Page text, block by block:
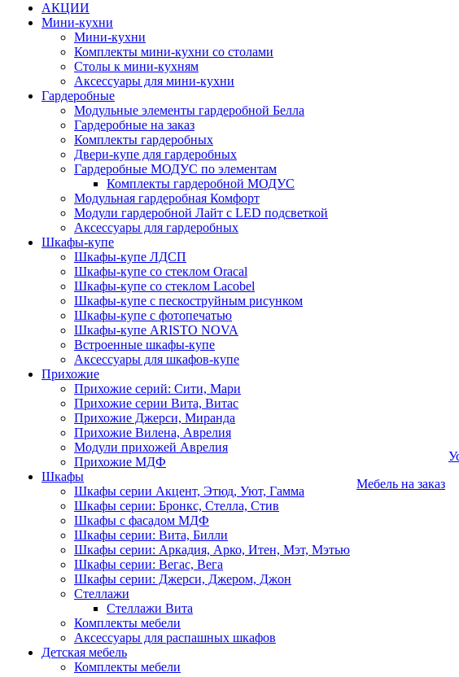
АКЦИИ
Мини-кухни
Мини-кухни
Комплекты мини-кухни со столами
Столы к мини-кухням
Аксессуары для мини-кухни
Гардеробные
Модульные элементы гардеробной Белла
Гардеробные на заказ
Комплекты гардеробных
Двери-купе для гардеробных
Гардеробные МОДУС по элементам
Комплекты гардеробной МОДУС
Модульная гардеробная Комфорт
Модули гардеробной Лайт с LED подсветкой
Аксессуары для гардеробных
Шкафы-купе
Шкафы-купе ЛДСП
Шкафы-купе со стеклом Oracal
Шкафы-купе со стеклом Lacobel
Шкафы-купе с пескоструйным рисунком
Шкафы-купе с фотопечатью
Шкафы-купе ARISTO NOVA
Встроенные шкафы-купе
Аксессуары для шкафов-купе
Прихожие
Прихожие серий: Сити, Мари
Прихожие серии Вита, Витас
Прихожие Джерси, Миранда
Прихожие Вилена, Аврелия
Модули прихожей Аврелия
Прихожие МДФ
Шкафы
Шкафы серии Акцент, Этюд, Уют, Гамма
Шкафы серии: Бронкс, Стелла, Стив
Шкафы с фасадом МДФ
Шкафы серии: Вита, Билли
Шкафы серии: Аркадия, Арко, Итен, Мэт, Мэтью
Шкафы серии: Вегас, Вега
Шкафы серии: Джерси, Джером, Джон
Стеллажи
Стеллажи Вита
Комплекты мебели
Аксессуары для распашных шкафов
Детская мебель
Комплекты мебели
Мебель на заказ